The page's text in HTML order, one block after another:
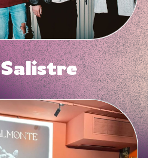
Salistre